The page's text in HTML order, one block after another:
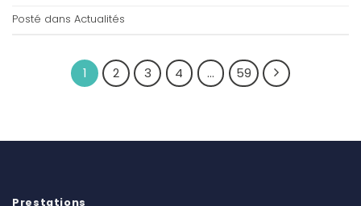
Posté dans Actualités
1 2 3 4 … 59
Prestations